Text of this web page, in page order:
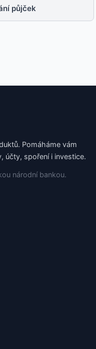
půjček
Pomáháme vám
účty, spoření i investice.
národní bankou.